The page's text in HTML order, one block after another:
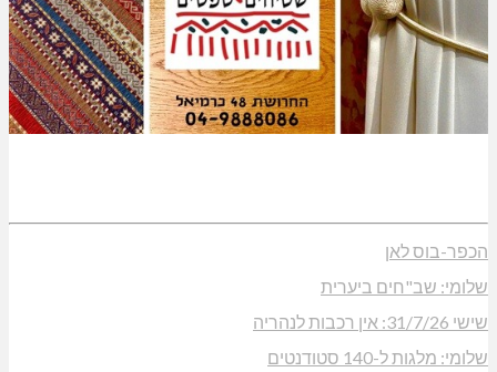
הכפר-בוס לאן
שלומי: שב"חים ביערית
שישי 31/7/26: אין רכבות לנהריה
שלומי: מלגות ל-140 סטודנטים